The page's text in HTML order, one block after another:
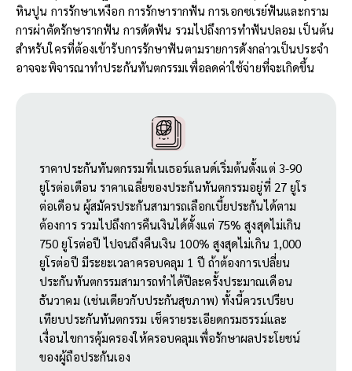
หินปูน การรักษาเหงือก การรักษารากฟัน การเอกซเรย์ฟันและกราม
การผ่าตัดรักษารากฟัน การดัดฟัน รวมไปถึงการทำฟันปลอม เป็นต้น
สำหรับใครที่ต้องเข้ารับการรักษาฟันตามรายการดังกล่าวเป็นประจำ
อาจจะพิจารณาทำประกันทันตกรรมเพื่อลดค่าใช้จ่ายที่จะเกิดขึ้น
ราคาประกันทันตกรรมที่เนเธอร์แลนด์เริ่มต้นตั้งแต่ 3-90
ยูโรต่อเดือน ราคาเฉลี่ยของประกันทันตกรรมอยู่ที่ 27 ยูโร
ต่อเดือน ผู้สมัครประกันสามารถเลือกเบี้ยประกันได้ตาม
ต้องการ รวมไปถึงการคืนเงินได้ตั้งแต่ 75% สูงสุดไม่เกิน
750 ยูโรต่อปี ไปจนถึงคืนเงิน 100% สูงสุดไม่เกิน 1,000
ยูโรต่อปี มีระยะเวลาครอบคลุม 1 ปี ถ้าต้องการเปลี่ยน
ประกันทันตกรรมสามารถทำได้ปีละครั้งประมาณเดือน
ธันวาคม (เช่นเดียวกับประกันสุขภาพ) ทั้งนี้ควรเปรียบ
เทียบประกันทันตกรรม เช็ครายระเอียดกรมธรรม์และ
เงื่อนไขการคุ้มครองให้ครอบคลุมเพื่อรักษาผลประโยชน์
ของผู้ถือประกันเอง